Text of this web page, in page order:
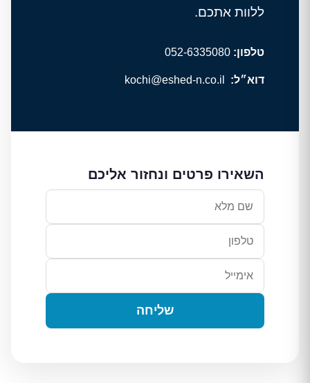
ללוות אתכם.
טלפון: 052-6335080
דוא״ל:
השאירו פרטים ונחזור אליכם
שליחה